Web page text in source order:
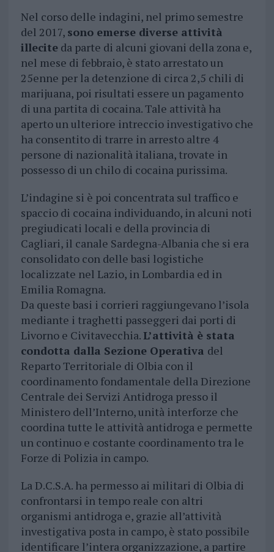
Nel corso delle indagini, nel primo semestre
del 2017, sono emerse diverse attività
illeciteda parte di alcuni giovani della zona e,
nel mese di febbraio, è stato arrestato un
25enne per la detenzione di circa 2,5 chili di
marijuana, poi risultati essere un pagamento
di una partita di cocaina. Tale attività ha
aperto un ulteriore intreccio investigativo che
ha consentito di trarre in arresto altre 4
persone di nazionalità italiana, trovate in
possesso di un chilo di cocaina purissima.
L’indagine si è poi concentrata sul traffico e
spaccio di cocaina individuando, in alcuni noti
pregiudicati locali e della provincia di
Cagliari, il canale Sardegna-Albania che si era
consolidato con delle basi logistiche
localizzate nel Lazio, in Lombardia ed in
Emilia Romagna.
Da queste basi i corrieri raggiungevano l’isola
mediante i traghetti passeggeri dai porti di
Livorno e Civitavecchia.L’attività è stata
condotta dalla Sezione Operativa del
Reparto Territoriale di Olbia con il
coordinamento fondamentale della Direzione
Centrale dei Servizi Antidroga presso il
Ministero dell’Interno, unità interforze che
coordina tutte le attività antidroga e permette
un continuo e costante coordinamento tra le
Forze di Polizia in campo.
La D.C.S.A. ha permesso ai militari di Olbia di
confrontarsi in tempo reale con altri
organismi antidroga e, grazie all’attività
investigativa posta in campo, è stato possibile
identificare l’intera organizzazione, a partire